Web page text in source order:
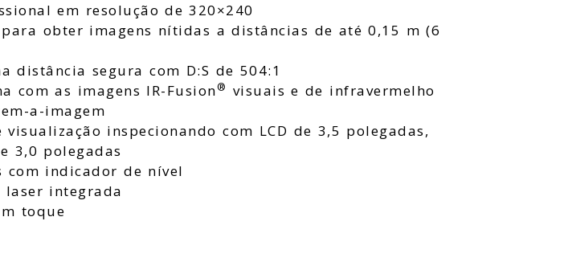
em resolução de 320×240
obter imagens nítidas a distâncias de até 0,15 m (6
distância segura com D:S de 504:1
com as imagens IR-Fusion® visuais e de infravermelho
a-imagem
inspecionando com LCD de 3,5 polegadas,
3,0 polegadas
com indicador de nível
integrada
toque